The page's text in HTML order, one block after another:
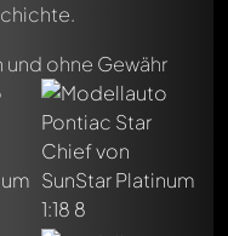
ohne Gewähr